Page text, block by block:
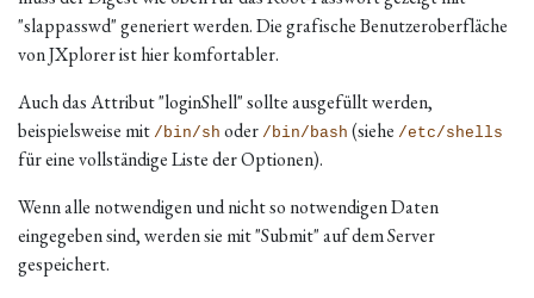
"slappasswd" generiert werden. Die grafische Benutzeroberfläche
von JXplorer ist hier komfortabler.
Auch das Attribut "loginShell" sollte ausgefüllt werden,
beispielsweise mit /bin/sh oder /bin/bash (siehe /etc/shells
für eine vollständige Liste der Optionen).
Wenn alle notwendigen und nicht so notwendigen Daten
eingegeben sind, werden sie mit "Submit" auf dem Server
gespeichert.